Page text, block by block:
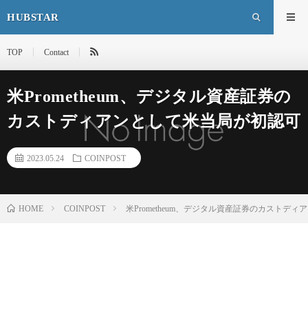
HUBSTAR
TOP Contact
米Prometheum、デジタル資産証券の
カストディアンとして米当局が初認可
2023.05.24 COINPOST
HOME COINPOST 米Prometheum、デジタル資産証券のカストディ